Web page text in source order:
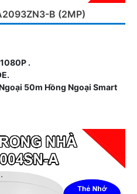
B (2MP)
.
50m Hồng Ngoại Smart